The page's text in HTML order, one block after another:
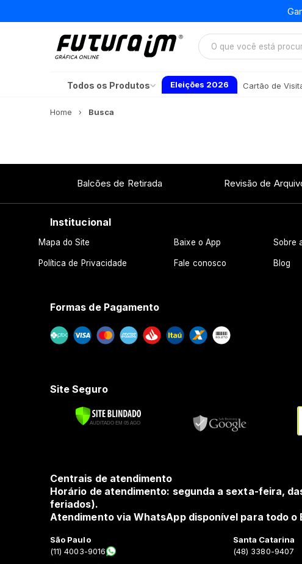
Todos os Produtos Eleições 2026 Cartão de
Home Busca
Balcões de Retirada Revisão de
Institucional
Mapa do Site Baixe o App Sobre
Política de Privacidade Fale conosco Blog
Formas de Pagamento
Site Seguro
Centrais de atendimento
Horário de atendimento: segunda a sexta-feira,
feriados).
Atendimento via WhatsApp disponível para todo o
São Paulo
(11) 4003-9016
Santa Catarina
(48) 3380-9407